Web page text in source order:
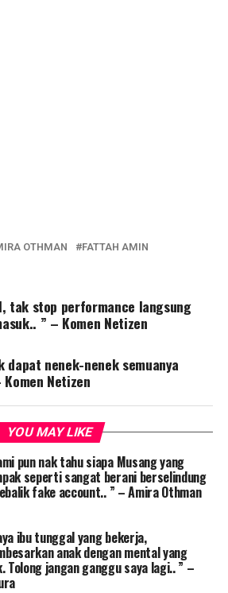
OTHMAN
FATTAH AMIN
tak stop performance langsung
” – Komen Netizen
dapat nenek-nenek semuanya
Netizen
YOU MAY LIKE
pun nak tahu siapa Musang yang
seperti sangat berani berselindung
fake account.. ” – Amira Othman
ibu tunggal yang bekerja,
anak dengan mental yang
Tolong jangan ganggu saya lagi.. ” –